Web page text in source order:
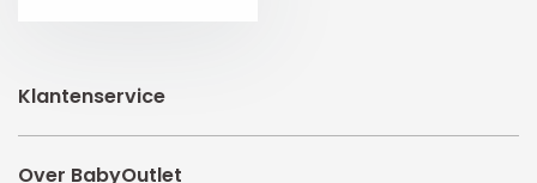
Klantenservice
Over BabyOutlet